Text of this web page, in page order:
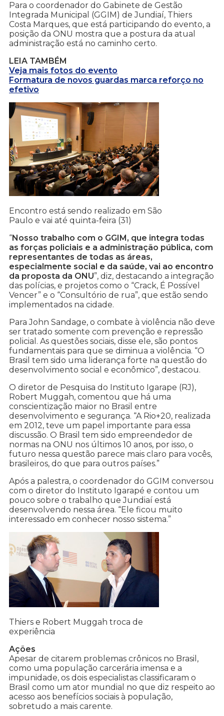
Para o coordenador do Gabinete de Gestão
Integrada Municipal (GGIM) de Jundiaí, Thiers
Costa Marques, que está participando do evento, a
posição da ONU mostra que a postura da atual
administração está no caminho certo.
LEIA TAMBÉM
Veja mais fotos do evento
Formatura de novos guardas marca reforço no
efetivo
Encontro está sendo realizado em São
Paulo e vai até quinta-feira (31)
“Nosso trabalho com o GGIM, que integra todas
as forças policiais e a administração pública, com
representantes de todas as áreas,
especialmente social e da saúde, vai ao encontro
da proposta da ONU”, diz, destacando a integração
das polícias, e projetos como o “Crack, É Possível
Vencer” e o “Consultório de rua”, que estão sendo
implementados na cidade.
Para John Sandage, o combate à violência não deve
ser tratado somente com prevenção e repressão
policial. As questões sociais, disse ele, são pontos
fundamentais para que se diminua a violência. “O
Brasil tem sido uma liderança forte na questão do
desenvolvimento social e econômico”, destacou.
O diretor de Pesquisa do Instituto Igarape (RJ),
Robert Muggah, comentou que há uma
conscientização maior no Brasil entre
desenvolvimento e segurança. “A Rio+20, realizada
em 2012, teve um papel importante para essa
discussão. O Brasil tem sido empreendedor de
normas na ONU nos últimos 10 anos, por isso, o
futuro nessa questão parece mais claro para vocês,
brasileiros, do que para outros países.”
Após a palestra, o coordenador do GGIM conversou
com o diretor do Instituto Igarapé e contou um
pouco sobre o trabalho que Jundiaí está
desenvolvendo nessa área. “Ele ficou muito
interessado em conhecer nosso sistema.”
Thiers e Robert Muggah troca de
experiência
Ações
Apesar de citarem problemas crônicos no Brasil,
como uma população carcerária imensa e a
impunidade, os dois especialistas classificaram o
Brasil como um ator mundial no que diz respeito ao
acesso aos benefícios sociais à população,
sobretudo a mais carente.